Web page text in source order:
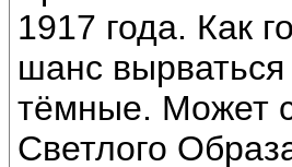
1917 года. Как
шанс
тёмные. Может
Светлого